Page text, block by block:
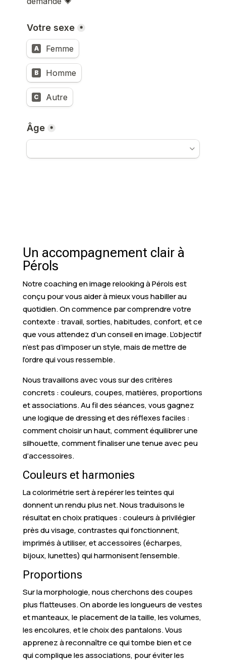
Un accompagnement clair à
Pérols
Notre coaching en image relooking à Pérols est
conçu pour vous aider à mieux vous habiller au
quotidien. On commence par comprendre votre
contexte : travail, sorties, habitudes, confort, et ce
que vous attendez d’un conseil en image. L’objectif
n’est pas d’imposer un style, mais de mettre de
l’ordre qui vous ressemble.
Nous travaillons avec vous sur des critères
concrets : couleurs, coupes, matières, proportions
et associations. Au fil des séances, vous gagnez
une logique de dressing et des réflexes faciles :
comment choisir un haut, comment équilibrer une
silhouette, comment finaliser une tenue avec peu
d’accessoires.
Couleurs et harmonies
La colorimétrie sert à repérer les teintes qui
donnent un rendu plus net. Nous traduisons le
résultat en choix pratiques : couleurs à privilégier
près du visage, contrastes qui fonctionnent,
imprimés à utiliser, et accessoires (écharpes,
bijoux, lunettes) qui harmonisent l’ensemble.
Proportions
Sur la morphologie, nous cherchons des coupes
plus flatteuses. On aborde les longueurs de vestes
et manteaux, le placement de la taille, les volumes,
les encolures, et le choix des pantalons. Vous
apprenez à reconnaître ce qui tombe bien et ce
qui complique les associations, pour éviter les